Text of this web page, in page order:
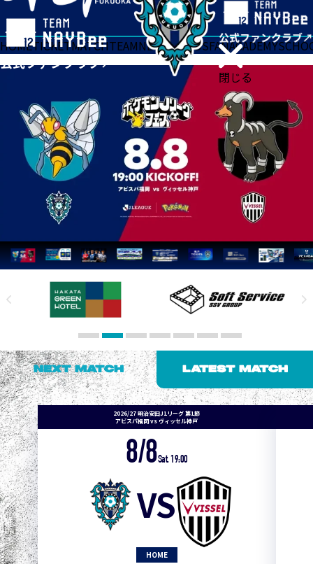
閉じる
HOMETICKETMATCHTEAMNEWSGOODSFANACADEMY
NEXT MATCH LATEST MATCH
2026/27 明治安田J1リーグ 第1節
アビスパ福岡 vs ヴィッセル神戸
8/8Sat. 19:00
VS
HOME